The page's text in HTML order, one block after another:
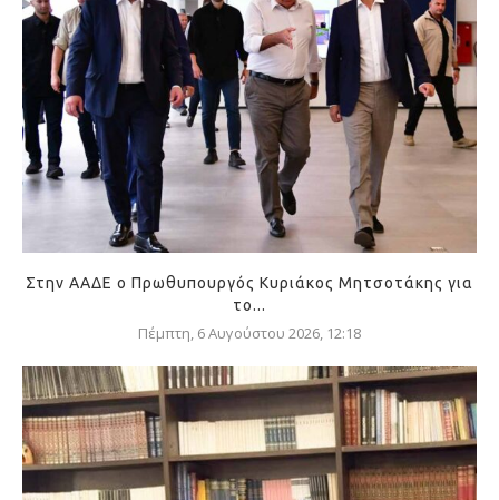
Στην ΑΑΔΕ ο Πρωθυπουργός Κυριάκος Μητσοτάκης για
το...
Πέμπτη, 6 Αυγούστου 2026, 12:18